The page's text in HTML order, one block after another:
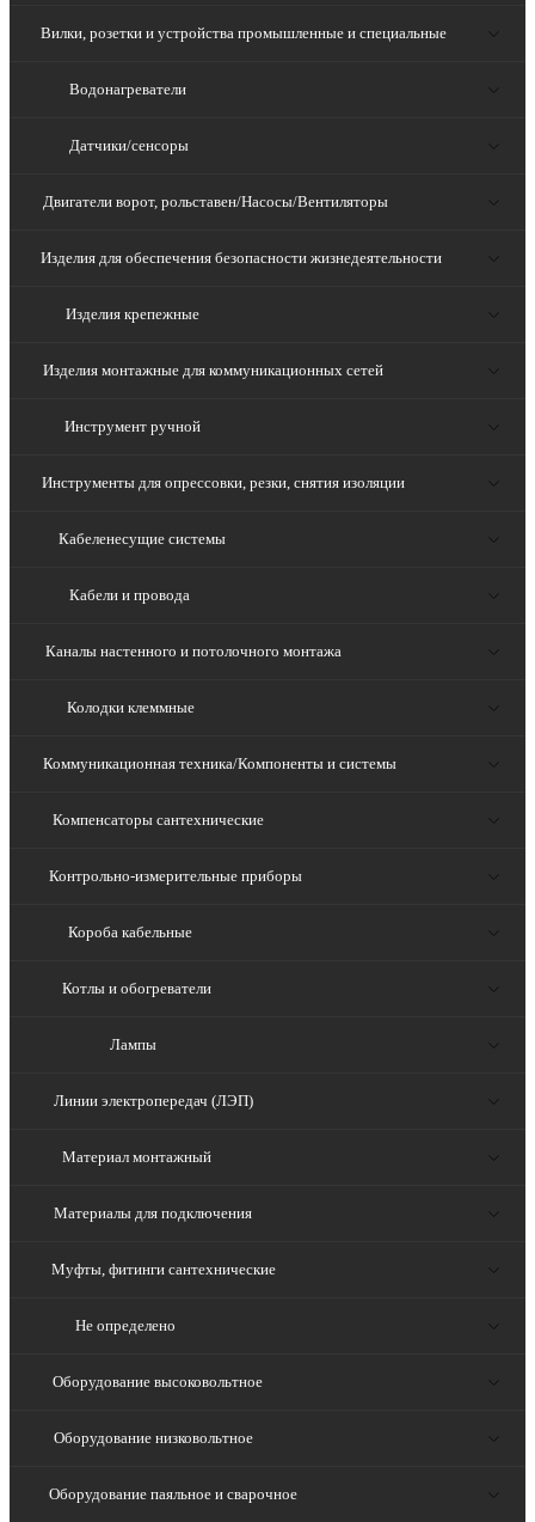
Вилки, розетки и устройства промышленные и специальные
Водонагреватели
Датчики/сенсоры
Двигатели ворот, рольставен/Насосы/Вентиляторы
Изделия для обеспечения безопасности жизнедеятельности
Изделия крепежные
Изделия монтажные для коммуникационных сетей
Инструмент ручной
Инструменты для опрессовки, резки, снятия изоляции
Кабеленесущие системы
Кабели и провода
Каналы настенного и потолочного монтажа
Колодки клеммные
Коммуникационная техника/Компоненты и системы
Компенсаторы сантехнические
Контрольно-измерительные приборы
Короба кабельные
Котлы и обогреватели
Лампы
Линии электропередач (ЛЭП)
Материал монтажный
Материалы для подключения
Муфты, фитинги сантехнические
Не определено
Оборудование высоковольтное
Оборудование низковольтное
Оборудование паяльное и сварочное